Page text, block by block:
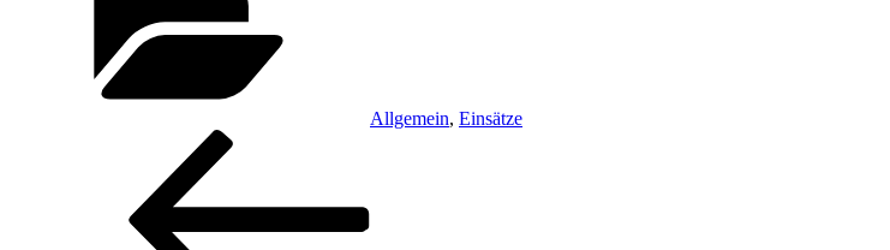
Allgemein, Einsätze
Beitragsnavigation